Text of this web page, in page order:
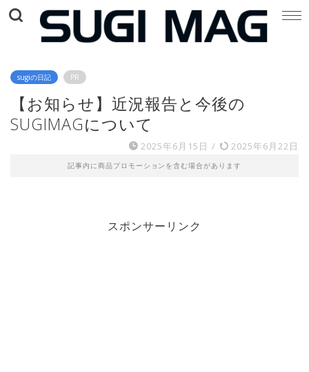
sugiの日記 PR
【お知らせ】近況報告と今後の
SUGIMAGについて
2025年6月15日 / 2025年6月22日
記事内に商品プロモーションを含む場合があります
スポンサーリンク